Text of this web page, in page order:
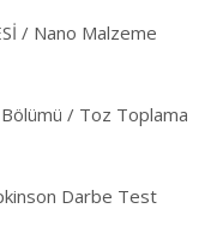
/ Nano Malzeme
/ Toz Toplama
Darbe Test